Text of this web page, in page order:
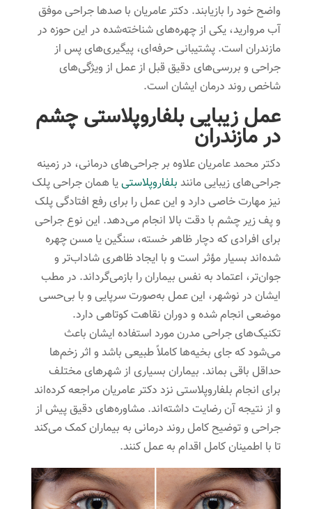
واضح خود را بازیابند. دکتر عامریان با صدها جراحی موفق
آب مروارید، یکی از چهره‌های شناخته‌شده در این حوزه در
مازندران است. پشتیبانی حرفه‌ای، پیگیری‌های پس از
جراحی و بررسی‌های دقیق قبل از عمل از ویژگی‌های
شاخص روند درمان ایشان است.
عمل زیبایی بلفاروپلاستی چشم
در مازندران
دکتر محمد عامریان علاوه بر جراحی‌های درمانی، در زمینه
جراحی‌های زیبایی مانند بلفاروپلاستییا همان جراحی پلک
نیز مهارت خاصی دارد و این عمل را برای رفع افتادگی پلک
و پف زیر چشم با دقت بالا انجام می‌دهد. این نوع جراحی
برای افرادی که دچار ظاهر خسته، سنگین یا مسن چهره
شده‌اند بسیار مؤثر است و با ایجاد ظاهری شاداب‌تر و
جوان‌تر، اعتماد به نفس بیماران را بازمی‌گرداند. در مطب
ایشان در نوشهر، این عمل به‌صورت سرپایی و با بی‌حسی
موضعی انجام شده و دوران نقاهت کوتاهی دارد.
تکنیک‌های جراحی مدرن مورد استفاده ایشان باعث
می‌شود که جای بخیه‌ها کاملاً طبیعی باشد و اثر زخم‌ها
حداقل باقی بماند. بیماران بسیاری از شهرهای مختلف
برای انجام بلفاروپلاستی نزد دکتر عامریان مراجعه کرده‌اند
و از نتیجه آن رضایت داشته‌اند. مشاوره‌های دقیق پیش از
جراحی و توضیح کامل روند درمانی به بیماران کمک می‌کند
تا با اطمینان کامل اقدام به عمل کنند.